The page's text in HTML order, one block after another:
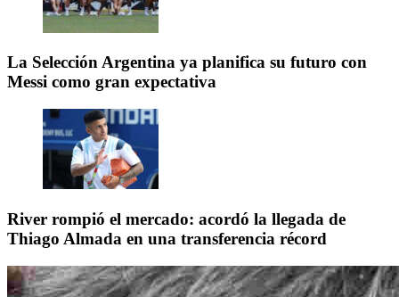
La Selección Argentina ya planifica su futuro con
Messi como gran expectativa
River rompió el mercado: acordó la llegada de
Thiago Almada en una transferencia récord